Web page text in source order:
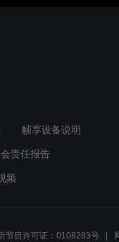
帧享设备说明
责任报告
频
节目许可证：0108283号